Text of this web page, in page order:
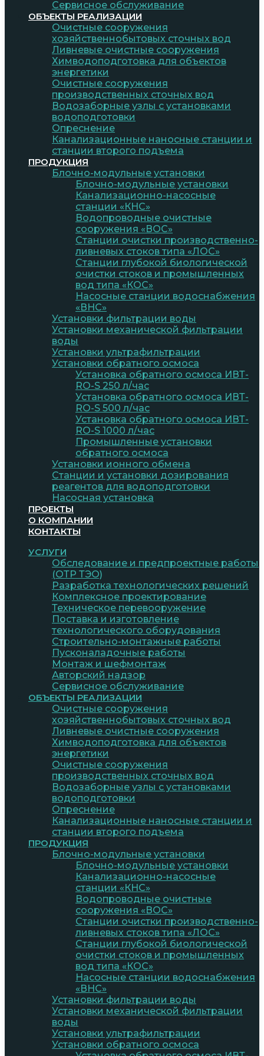
Сервисное обслуживание
ОБЪЕКТЫ РЕАЛИЗАЦИИ
Очистные сооружения
хозяйственнобытовых сточных вод
Ливневые очистные сооружения
Химводоподготовка для объектов
энергетики
Очистные сооружения
производственных сточных вод
Водозаборные узлы с установками
водоподготовки
Опреснение
Канализационные наносные станции и
станции второго подъема
ПРОДУКЦИЯ
Блочно-модульные установки
Блочно-модульные установки
Канализационно-насосные
станции «КНС»
Водопроводные очистные
сооружения «ВОС»
Станции очистки производственно-
ливневых стоков типа «ЛОС»
Станции глубокой биологической
очистки стоков и промышленных
вод типа «КОС»
Насосные станции водоснабжения
«ВНС»
Установки фильтрации воды
Установки механической фильтрации
воды
Установки ультрафильтрации
Установки обратного осмоса
Установка обратного осмоса ИВТ-
RO-S 250 л/час
Установка обратного осмоса ИВТ-
RO-S 500 л/час
Установка обратного осмоса ИВТ-
RO-S 1000 л/час
Промышленные установки
обратного осмоса
Установки ионного обмена
Станции и установки дозирования
реагентов для водоподготовки
Насосная установка
ПРОЕКТЫ
О КОМПАНИИ
КОНТАКТЫ
УСЛУГИ
Обследование и предпроектные работы
(ОТР ТЭО)
Разработка технологических решений
Комплексное проектирование
Техническое перевооружение
Поставка и изготовление
технологического оборудования
Строительно-монтажные работы
Пусконаладочные работы
Монтаж и шефмонтаж
Авторский надзор
Сервисное обслуживание
ОБЪЕКТЫ РЕАЛИЗАЦИИ
Очистные сооружения
хозяйственнобытовых сточных вод
Ливневые очистные сооружения
Химводоподготовка для объектов
энергетики
Очистные сооружения
производственных сточных вод
Водозаборные узлы с установками
водоподготовки
Опреснение
Канализационные наносные станции и
станции второго подъема
ПРОДУКЦИЯ
Блочно-модульные установки
Блочно-модульные установки
Канализационно-насосные
станции «КНС»
Водопроводные очистные
сооружения «ВОС»
Станции очистки производственно-
ливневых стоков типа «ЛОС»
Станции глубокой биологической
очистки стоков и промышленных
вод типа «КОС»
Насосные станции водоснабжения
«ВНС»
Установки фильтрации воды
Установки механической фильтрации
воды
Установки ультрафильтрации
Установки обратного осмоса